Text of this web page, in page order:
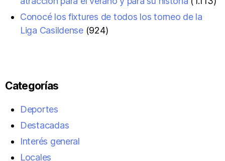
Conocé los fixtures de todos los torneo de la
Liga Casildense (924)
Categorías
Deportes
Destacadas
Interés general
Locales